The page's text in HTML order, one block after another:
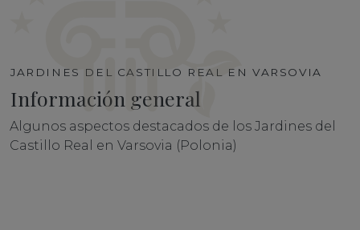
JARDINES DEL CASTILLO REAL EN VARSOVIA
Información general
Algunos aspectos destacados de los Jardines del
Castillo Real en Varsovia (Polonia)